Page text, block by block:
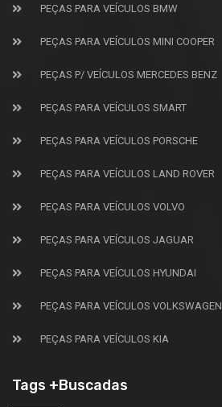
PEÇAS PARA VEÍCULOS BMW
PEÇAS PARA VEÍCULOS MINI COOPER
PEÇAS P/ VEÍCULOS MERCEDES BENZ
PEÇAS PARA VEÍCULOS SMART
PEÇAS PARA VEÍCULOS PORSCHE
PEÇAS PARA VEÍCULOS LAND ROVER
PEÇAS PARA VEÍCULOS VOLVO
PEÇAS PARA VEÍCULOS JAGUAR
PEÇAS PARA VEÍCULOS HYUNDAI
PEÇAS PARA VEÍCULOS VOLKSWAGEN
PEÇAS PARA VEÍCULOS KIA
Tags +Buscadas